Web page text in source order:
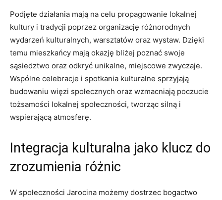
Podjęte działania mają‍ na celu propagowanie lokalnej
kultury i tradycji poprzez organizację różnorodnych
wydarzeń kulturalnych, warsztatów oraz wystaw. Dzięki
⁣temu mieszkańcy mają okazję⁣ bliżej poznać swoje
sąsiedztwo oraz odkryć unikalne,‍ miejscowe zwyczaje.
Wspólne celebracje i⁢ spotkania kulturalne sprzyjają
budowaniu ⁣więzi społecznych oraz wzmacniają ‌poczucie
tożsamości lokalnej społeczności, tworząc‍ silną i
⁣wspierającą atmosferę.
Integracja kulturalna jako klucz ⁢do
zrozumienia różnic
W społeczności Jarocina⁢ możemy dostrzec bogactwo